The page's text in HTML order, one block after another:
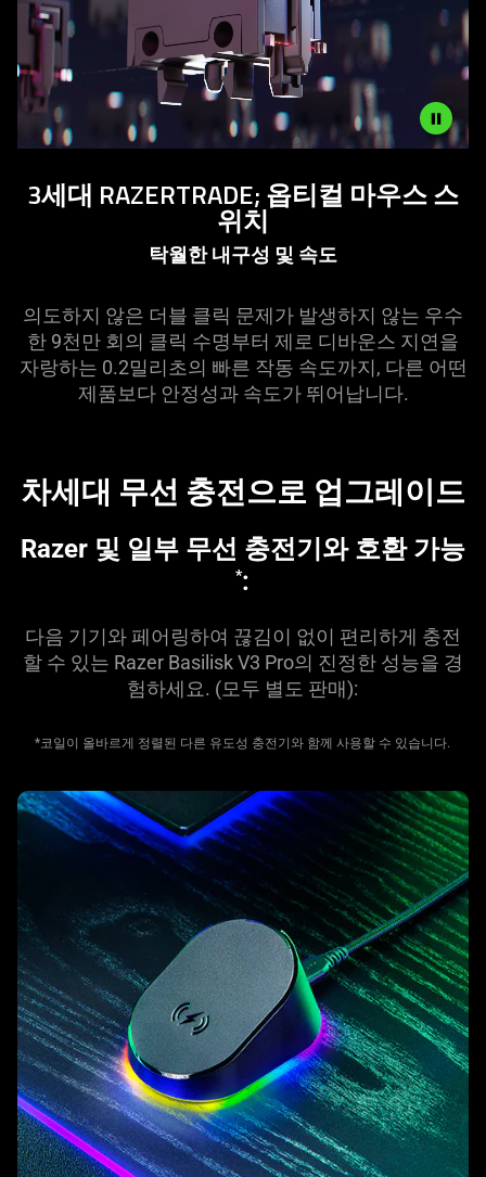
OPTICAL
SWITCHES&nbsp;GEN-
3세대 RAZERTRADE; 옵티컬 마우스 스
위치
탁월한 내구성 및 속도
의도하지 않은 더블 클릭 문제가 발생하지 않는 우수
한 9천만 회의 클릭 수명부터 제로 디바운스 지연을
자랑하는 0.2밀리초의 빠른 작동 속도까지, 다른 어떤
제품보다 안정성과 속도가 뛰어납니다.
차세대 무선 충전으로 업그레이드
Razer 및 일부 무선 충전기와 호환 가능
*:
다음 기기와 페어링하여 끊김이 없이 편리하게 충전
할 수 있는 Razer Basilisk V3 Pro의 진정한 성능을 경
험하세요. (모두 별도 판매):
*코일이 올바르게 정렬된 다른 유도성 충전기와 함께 사용할 수 있습니다.
learn
more
mouse
dock
pro